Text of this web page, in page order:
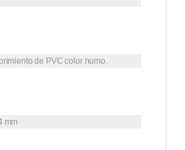
de PVC color humo.
mm